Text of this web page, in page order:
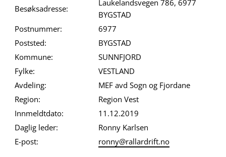
Besøksadresse:
Laukelandsvegen 786, 6977
BYGSTAD
Postnummer:
6977
Poststed:
BYGSTAD
Kommune:
SUNNFJORD
Fylke:
VESTLAND
Avdeling:
MEF avd Sogn og Fjordane
Region:
Region Vest
Innmeldtdato:
11.12.2019
Daglig leder:
Ronny Karlsen
E-post:
ronny@rallardrift.no